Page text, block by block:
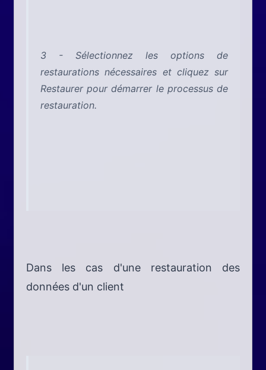
3 - Sélectionnez les options de
restaurations nécessaires et cliquez sur
Restaurer pour démarrer le processus de
restauration.
Dans les cas d'une restauration des
données d'un client